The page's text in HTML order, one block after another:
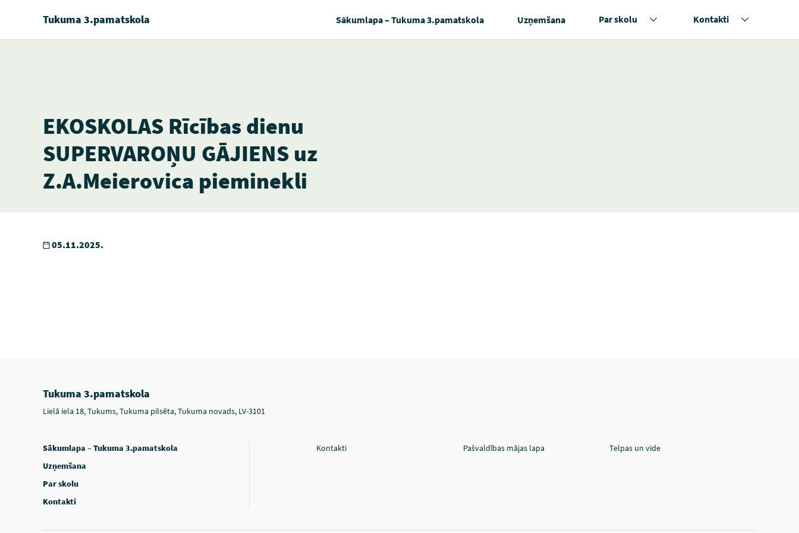
Tukuma 3.pamatskola Sākumlapa – Tukuma 3.pamatskola Uzņemšana Par skolu Kontakti
EKOSKOLAS Rīcības dienu
SUPERVAROŅU GĀJIENS uz
Z.A.Meierovica pieminekli
05.11.2025.
Tukuma 3.pamatskola
Lielā iela 18, Tukums, Tukuma pilsēta, Tukuma novads, LV-3101
Sākumlapa – Tukuma 3.pamatskola
Uzņemšana
Par skolu
Kontakti
Kontakti Pašvaldības mājas lapa Telpas un vide